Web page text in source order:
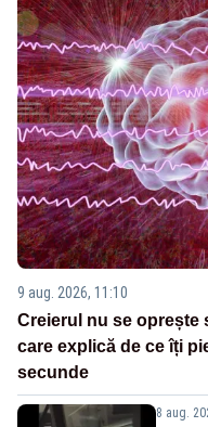
9 aug. 2026, 11:10
Creierul nu se oprește
care explică de ce îți
secunde
8 aug.